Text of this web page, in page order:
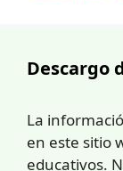
Descargo
La
en este sitio
educativos.